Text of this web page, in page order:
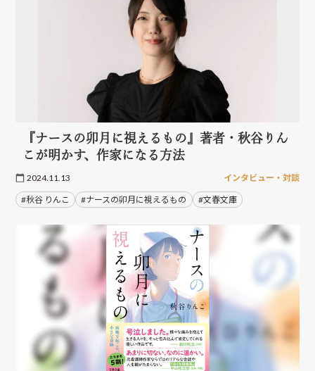
『ナースの卯月に視えるもの』著者・秋谷りん
こが明かす、作家になる方法
2024.11.13 インタビュー・対談
#秋谷 りんこ #ナースの卯月に視えるもの #文春文庫